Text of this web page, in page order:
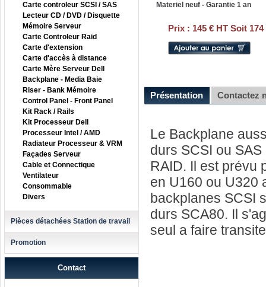
Carte controleur SCSI / SAS
Lecteur CD / DVD / Disquette
Mémoire Serveur
Carte Controleur Raid
Carte d'extension
Carte d'accès à distance
Carte Mère Serveur Dell
Backplane - Media Baie
Riser - Bank Mémoire
Control Panel - Front Panel
Kit Rack / Rails
Kit Processeur Dell
Processeur Intel / AMD
Radiateur Processeur & VRM
Façades Serveur
Cable et Connectique
Ventilateur
Consommable
Divers
Pièces détachées Station de travail
Promotion
Contact
Materiel neuf - Garantie 1 an
Prix : 145 € HT Soit 174
Présentation Contactez
Le Backplane
durs SCSI ou
RAID. Il est prévu
en U160 ou U320
backplanes SCSI
durs SCA80. Il
seul a faire